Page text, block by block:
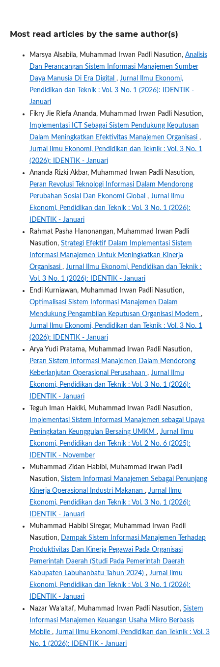
Most read articles by the same author(s)
Marsya Alsabila, Muhammad Irwan Padli Nasution, Analisis
Dan Perancangan Sistem Informasi Manajemen Sumber
Daya Manusia Di Era Digital , Jurnal Ilmu Ekonomi,
Pendidikan dan Teknik : Vol. 3 No. 1 (2026): IDENTIK -
Januari
Fikry Jie Riefa Ananda, Muhammad Irwan Padli Nasution,
Implementasi ICT Sebagai Sistem Pendukung Keputusan
Dalam Meningkatkan Efektivitas Manajemen Organisasi ,
Jurnal Ilmu Ekonomi, Pendidikan dan Teknik : Vol. 3 No. 1
(2026): IDENTIK - Januari
Ananda Rizki Akbar, Muhammad Irwan Padli Nasution,
Peran Revolusi Teknologi Informasi Dalam Mendorong
Perubahan Sosial Dan Ekonomi Global , Jurnal Ilmu
Ekonomi, Pendidikan dan Teknik : Vol. 3 No. 1 (2026):
IDENTIK - Januari
Rahmat Pasha Hanonangan, Muhammad Irwan Padli
Nasution, Strategi Efektif Dalam Implementasi Sistem
Informasi Manajemen Untuk Meningkatkan Kinerja
Organisasi , Jurnal Ilmu Ekonomi, Pendidikan dan Teknik :
Vol. 3 No. 1 (2026): IDENTIK - Januari
Endi Kurniawan, Muhammad Irwan Padli Nasution,
Optimalisasi Sistem Informasi Manajemen Dalam
Mendukung Pengambilan Keputusan Organisasi Modern ,
Jurnal Ilmu Ekonomi, Pendidikan dan Teknik : Vol. 3 No. 1
(2026): IDENTIK - Januari
Arya Yudi Pratama, Muhammad Irwan Padli Nasution,
Peran Sistem Informasi Manajemen Dalam Mendorong
Keberlanjutan Operasional Perusahaan , Jurnal Ilmu
Ekonomi, Pendidikan dan Teknik : Vol. 3 No. 1 (2026):
IDENTIK - Januari
Teguh Iman Hakiki, Muhammad Irwan Padli Nasution,
Implementasi Sistem Informasi Manajemen sebagai Upaya
Peningkatan Keunggulan Bersaing UMKM , Jurnal Ilmu
Ekonomi, Pendidikan dan Teknik : Vol. 2 No. 6 (2025):
IDENTIK - November
Muhammad Zidan Habibi, Muhammad Irwan Padli
Nasution, Sistem Informasi Manajemen Sebagai Penunjang
Kinerja Operasional Industri Makanan , Jurnal Ilmu
Ekonomi, Pendidikan dan Teknik : Vol. 3 No. 1 (2026):
IDENTIK - Januari
Muhammad Habibi Siregar, Muhammad Irwan Padli
Nasution,
Dampak Sistem Informasi Manajemen Terhadap
Produktivitas Dan Kinerja Pegawai Pada Organisasi
Pemerintah Daerah (Studi Pada Pemerintah Daerah
Kabupaten Labuhanbatu Tahun 2024) , Jurnal Ilmu
Ekonomi, Pendidikan dan Teknik : Vol. 3 No. 1 (2026):
IDENTIK - Januari
Nazar Wa’altaf, Muhammad Irwan Padli Nasution, Sistem
Informasi Manajemen Keuangan Usaha Mikro Berbasis
Mobile , Jurnal Ilmu Ekonomi, Pendidikan dan Teknik : Vol. 3
No. 1 (2026): IDENTIK - Januari